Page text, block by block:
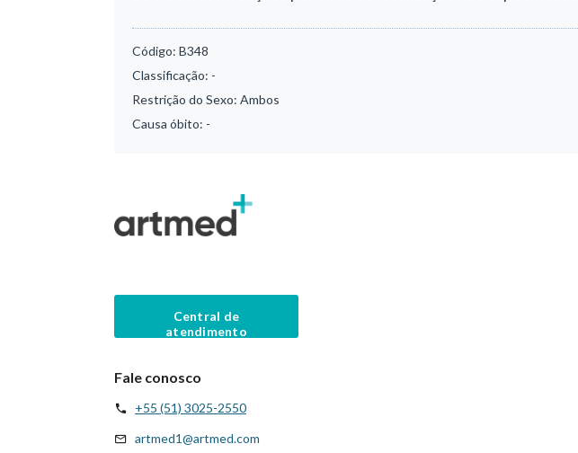
Código: B348
Classificação: -
Restrição do Sexo: Ambos
Causa óbito: -
Central de
atendimento
Fale conosco
+55 (51) 3025-2550
artmed1@artmed.com